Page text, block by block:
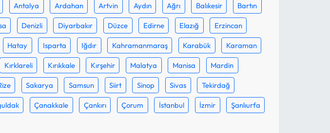
Antalya Ardahan Artvin Aydın Ağrı Balıkesir Bartın
Denizli Diyarbakır Düzce Edirne Elazığ Erzincan
Hatay Isparta Iğdır Kahramanmaraş Karabük Karaman
Kırklareli Kırıkkale Kırşehir Malatya Manisa Mardin
Sakarya Samsun Siirt Sinop Sivas Tekirdağ
Çanakkale Çankırı Çorum İstanbul İzmir Şanlıurfa